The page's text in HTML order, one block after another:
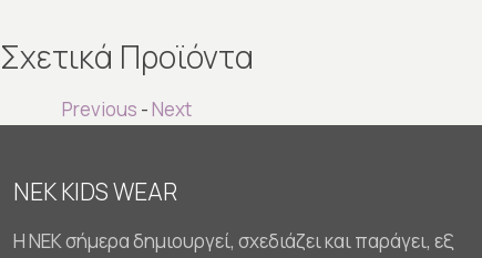
Σχετικά Προϊόντα
Previous -Next
NEK KIDS WEAR
Η NEK σήμερα δημιουργεί, σχεδιάζει και παράγει, εξ